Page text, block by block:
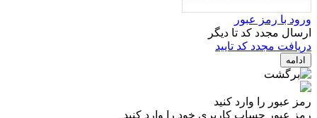
ورود با رمز عبور
ارسال مجدد کد تا دیگر
دریافت مجدد کد تایید
ادامه
رمز عبور را وارد کنید
رمز عبور حساب کاربری خود را وارد کنید